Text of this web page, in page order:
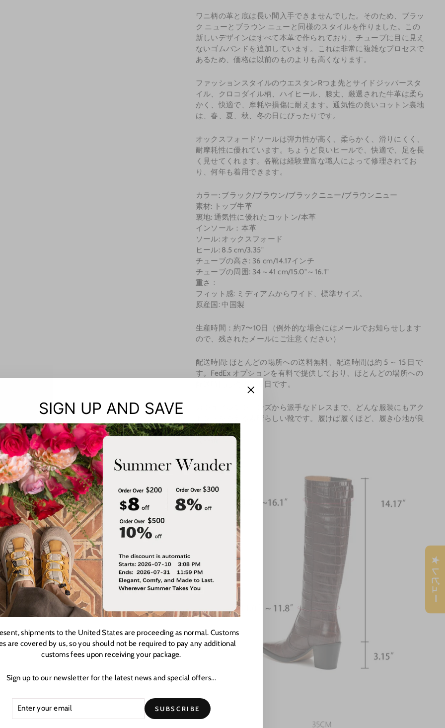
Facebook
X
Pinterest
ワニ柄の革と底は長い間入手できませんでした。そのため、ブラッ
ク ニューとブラウン ニューと同様のスタイルを作りました。この
新しいデザインはすべて本革で作られており、チューブに目に見え
ないゴムバンドを追加しています。これは非常に複雑なプロセスで
あるため、価格は以前のものよりも高くなります。
ファッションスタイルのウエスタンRつま先とサイドジッパースタ
イル、クロコダイル柄、ハイヒール、膝丈、厳選された牛革は柔ら
かく、快適で、摩耗や損傷に耐えます。通気性の良いコットン裏地
は、春、夏、秋、冬の日にぴったりです。
オックスフォードソールは弾力性が高く、柔らかく、滑りにくく、
耐摩耗性に優れています。ちょうど良いヒールで、快適で、足を長
く見せてくれます。各靴は経験豊富な職人によって修理されてお
り、何年も着用できます。
カラー: ブラック/ブラウン/ブラックニュー/ブラウンニュー
素材: トップ牛革
裏地: 通気性に優れたコットン/本革
インソール：本革
ソール: オックスフォード
ヒール: 8.5 cm/3.35"
チューブの高さ: 36 cm/14.17インチ
チューブの周囲: 34～41 cm/15.0"～16.1"
重さ：
フィット感: ミディアムからワイド、標準サイズ。
原産国: 中国製
生産時間：約7〜10日（例外的な場合にはメールでお知らせします
ので、残されたメールにご注意ください）
配送時間: ほとんどの場所への送料無料、配送時間は約 5 ～ 15 日で
す。FedEx オプションを有料で提供しており、ほとんどの場所への
配送時間は約 2 ～ 8 日です。
カジュアルなジーンズから派手なドレスまで、どんな服装にもアク
セントを添える素晴らしい靴です。履けば履くほど、履き心地が良
くなります。
商品番号 1397
SIGN UP AND SAVE
shipments to the United States are proceeding as normal. Customs
are covered by us, so you should not be required to pay any additional
customs fees upon receiving your package.
Sign up to our newsletter for the latest news and special offers...
SUBSCRIBE
(esc)"
★ レビュー